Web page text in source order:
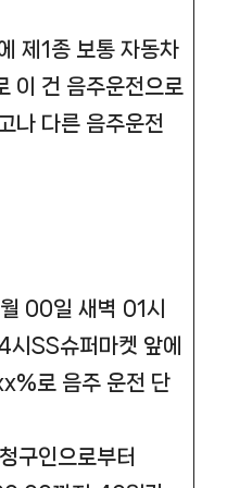
제1종 보통 자동차
이 건 음주운전으로
나 다른 음주운전
00일 새벽 01시
SS슈퍼마켓 앞에
로 음주 운전 단
구인으로부터